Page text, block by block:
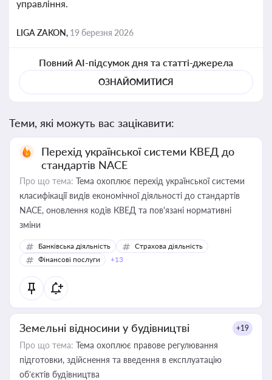
управління.
LIGA ZAKON, 19 березня 2026
Повний AI-підсумок дня та статті-джерела
ОЗНАЙОМИТИСЯ
Теми, які можуть вас зацікавити:
Перехід української системи КВЕД до
стандартів NACE
Про що тема: Тема охоплює перехід української системи
класифікації видів економічної діяльності до стандартів
NACE, оновлення кодів КВЕД та пов'язані нормативні
зміни
Банківська діяльність
Страхова діяльність
Фінансові послуги
+13
Земельні відносини у будівництві +19
Про що тема: Тема охоплює правове регулювання
підготовки, здійснення та введення в експлуатацію
об’єктів будівництва